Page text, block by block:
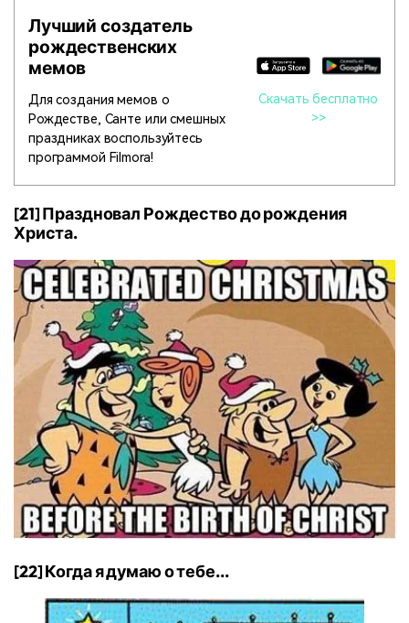
Лучший создатель
рождественских
мемов
Для создания мемов о
Рождестве, Санте или смешных
праздниках воспользуйтесь
программой Filmora!
Скачать бесплатно
>>
[21] Праздновал Рождество до рождения
Христа.
[22] Когда я думаю о тебе...